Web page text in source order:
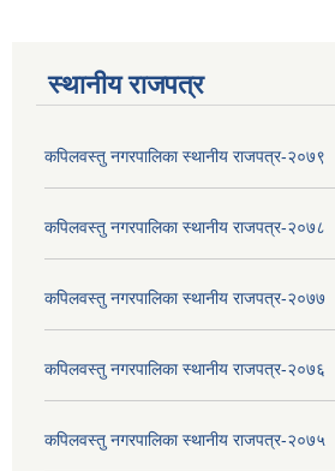
स्थानीय राजपत्र
कपिलवस्तु नगरपालिका स्थानीय राजपत्र-२०७९
कपिलवस्तु नगरपालिका स्थानीय राजपत्र-२०७८
कपिलवस्तु नगरपालिका स्थानीय राजपत्र-२०७७
कपिलवस्तु नगरपालिका स्थानीय राजपत्र-२०७६
कपिलवस्तु नगरपालिका स्थानीय राजपत्र-२०७५